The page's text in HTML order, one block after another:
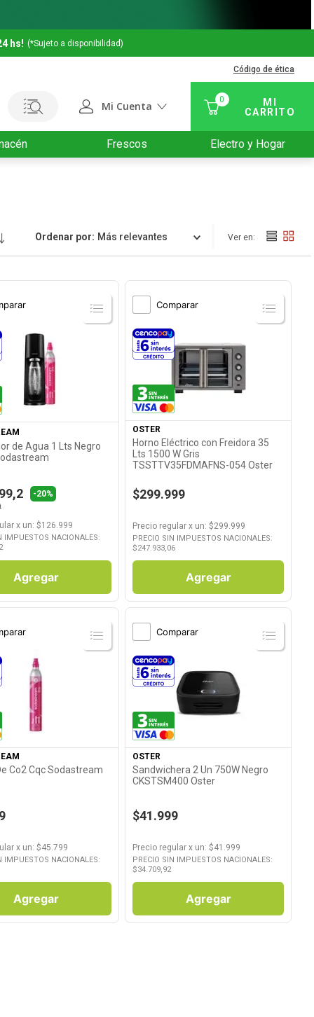
hs! (*Sujeto a disponibilidad)
Código de ética
Mi Cuenta 0
Frescos Electro y Hogar
Ordenar por Relevancia
Ver Producto
de Agua 1 Lts Negro
-20%
x un: $126.999
IMPUESTOS NACIONALES:
Agregar
Comparar
Ver Producto
OSTER
Horno Eléctrico con Freidora 35
Lts 1500 W Gris
TSSTTV35FDMAFNS-054 Oster
$299.999
Precio regular x un: $299.999
PRECIO SIN IMPUESTOS NACIONALES:
$247.933,06
Agregar
Ver Producto
Co2 Cqc Sodastream
x un: $45.799
IMPUESTOS NACIONALES:
Agregar
Comparar
Ver Producto
OSTER
Sandwichera 2 Un 750W Negro
CKSTSM400 Oster
$41.999
Precio regular x un: $41.999
PRECIO SIN IMPUESTOS NACIONALES:
$34.709,92
Agregar